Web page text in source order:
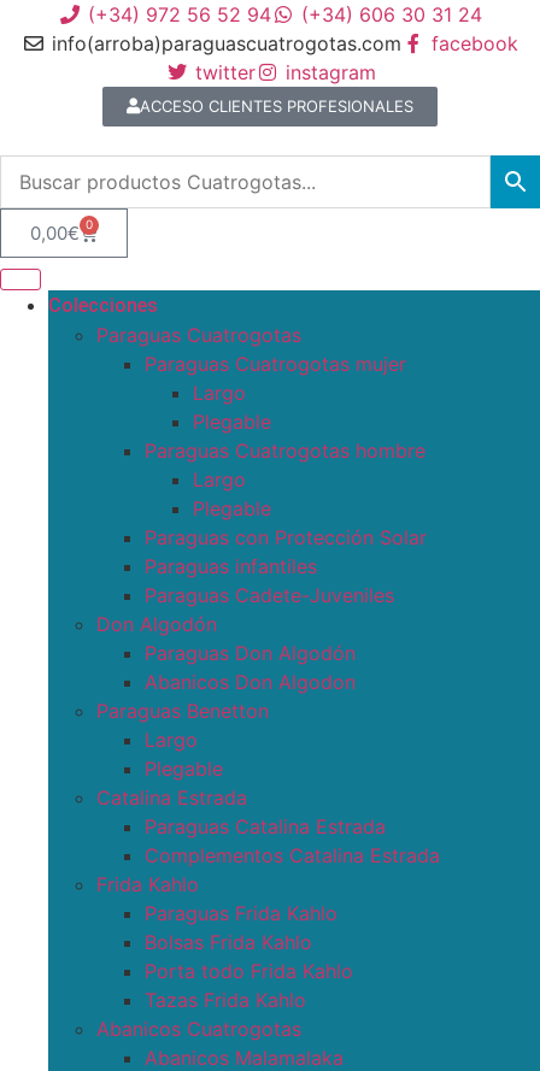
(+34) 972 56 52 94
(+34) 606 30 31 24
info(arroba)paraguascuatrogotas.com
facebook
twitter
instagram
ACCESO CLIENTES PROFESIONALES
0,00€ 0
Colecciones
Paraguas Cuatrogotas
Paraguas Cuatrogotas mujer
Largo
Plegable
Paraguas Cuatrogotas hombre
Largo
Plegable
Paraguas con Protección Solar
Paraguas infantiles
Paraguas Cadete-Juveniles
Don Algodón
Paraguas Don Algodón
Abanicos Don Algodon
Paraguas Benetton
Largo
Plegable
Catalina Estrada
Paraguas Catalina Estrada
Complementos Catalina Estrada
Frida Kahlo
Paraguas Frida Kahlo
Bolsas Frida Kahlo
Porta todo Frida Kahlo
Tazas Frida Kahlo
Abanicos Cuatrogotas
Abanicos Malamalaka